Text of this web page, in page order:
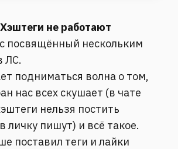
не работают
посвящённый нескольким
ЛС.
подниматься волна о том,
нас всех скушает (в чате
нельзя постить
личку пишут) и всё такое.
поставил теги и лайки